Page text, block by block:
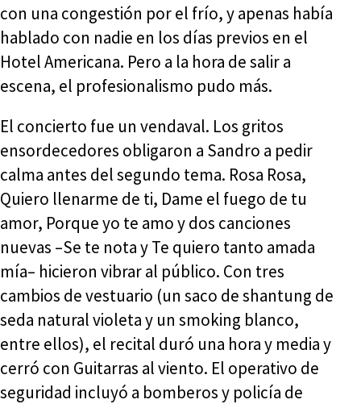
con una congestión por el frío, y apenas había
hablado con nadie en los días previos en el
Hotel Americana. Pero a la hora de salir a
escena, el profesionalismo pudo más.
El concierto fue un vendaval. Los gritos
ensordecedores obligaron a Sandro a pedir
calma antes del segundo tema. Rosa Rosa,
Quiero llenarme de ti, Dame el fuego de tu
amor, Porque yo te amo y dos canciones
nuevas –Se te nota y Te quiero tanto amada
mía– hicieron vibrar al público. Con tres
cambios de vestuario (un saco de shantung de
seda natural violeta y un smoking blanco,
entre ellos), el recital duró una hora y media y
cerró con Guitarras al viento. El operativo de
seguridad incluyó a bomberos y policía de